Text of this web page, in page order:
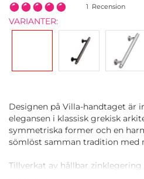
Rating:
100
% of100
1 Recension
VARIANTER:
Designen på Villa-handtaget är
elegansen i klassisk grekisk
symmetriska former och en
sömlöst samman tradition med
Tillverkat av hållbar